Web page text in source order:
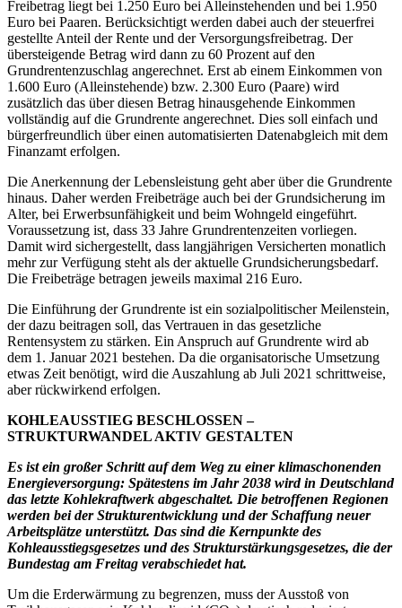
Freibetrag liegt bei 1.250 Euro bei Alleinstehenden und bei 1.950
Euro bei Paaren. Berücksichtigt werden dabei auch der steuerfrei
gestellte Anteil der Rente und der Versorgungsfreibetrag. Der
übersteigende Betrag wird dann zu 60 Prozent auf den
Grundrentenzuschlag angerechnet. Erst ab einem Einkommen von
1.600 Euro (Alleinstehende) bzw. 2.300 Euro (Paare) wird
zusätzlich das über diesen Betrag hinausgehende Einkommen
vollständig auf die Grundrente angerechnet. Dies soll einfach und
bürgerfreundlich über einen automatisierten Datenabgleich mit dem
Finanzamt erfolgen.
Die Anerkennung der Lebensleistung geht aber über die Grundrente
hinaus. Daher werden Freibeträge auch bei der Grundsicherung im
Alter, bei Erwerbsunfähigkeit und beim Wohngeld eingeführt.
Voraussetzung ist, dass 33 Jahre Grundrentenzeiten vorliegen.
Damit wird sichergestellt, dass langjährigen Versicherten monatlich
mehr zur Verfügung steht als der aktuelle Grundsicherungsbedarf.
Die Freibeträge betragen jeweils maximal 216 Euro.
Die Einführung der Grundrente ist ein sozialpolitischer Meilenstein,
der dazu beitragen soll, das Vertrauen in das gesetzliche
Rentensystem zu stärken. Ein Anspruch auf Grundrente wird ab
dem 1. Januar 2021 bestehen. Da die organisatorische Umsetzung
etwas Zeit benötigt, wird die Auszahlung ab Juli 2021 schrittweise,
aber rückwirkend erfolgen.
KOHLEAUSSTIEG BESCHLOSSEN –
STRUKTURWANDEL AKTIV GESTALTEN
Es ist ein großer Schritt auf dem Weg zu einer klimaschonenden
Energieversorgung: Spätestens im Jahr 2038 wird in Deutschland
das letzte Kohlekraftwerk abgeschaltet. Die betroffenen Regionen
werden bei der Strukturentwicklung und der Schaffung neuer
Arbeitsplätze unterstützt. Das sind die Kernpunkte des
Kohleausstiegsgesetzes und des Strukturstärkungsgesetzes, die der
Bundestag am Freitag verabschiedet hat.
Um die Erderwärmung zu begrenzen, muss der Ausstoß von